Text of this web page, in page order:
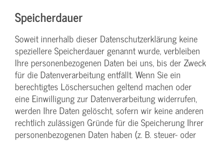
Speicherdauer
Soweit innerhalb dieser Datenschutzerklärung keine
speziellere Speicherdauer genannt wurde, verbleiben
Ihre personenbezogenen Daten bei uns, bis der Zweck
für die Datenverarbeitung entfällt. Wenn Sie ein
berechtigtes Löschersuchen geltend machen oder
eine Einwilligung zur Datenverarbeitung widerrufen,
werden Ihre Daten gelöscht, sofern wir keine anderen
rechtlich zulässigen Gründe für die Speicherung Ihrer
personenbezogenen Daten haben (z. B. steuer- oder